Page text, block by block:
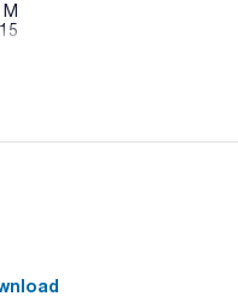
maschio e rotula femmina